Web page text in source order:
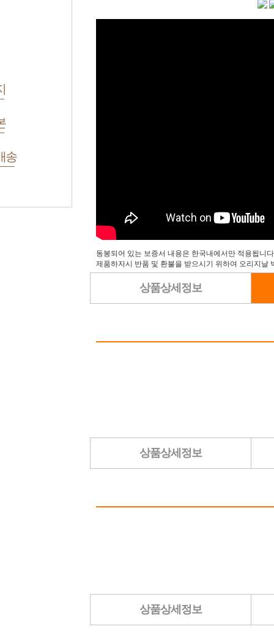
송
동봉되어 있는 보증서 내용은 한국내에서만 적용됩니
제품하자시 반품 및 환불을 받으시기 위하여 오리지날
상품상세정보
상품상세정보
상품상세정보